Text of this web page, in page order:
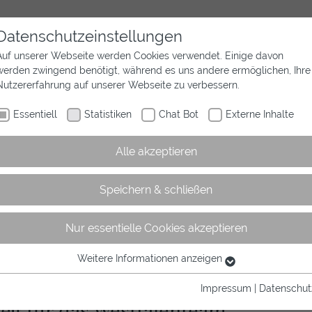
Aktuelles Wir sind Westfalen
unserer Webseite werden Cookies verwendet. Einige davon
zwingend benötigt, während es uns andere ermöglichen, Ihre
auf unserer Webseite zu verbessern.
Essentiell Statistiken Chat Bot Externe Inhalte
Alle akzeptieren
Speichern & schließen
Nur essentielle Cookies akzeptieren
Essentielle Cookies werden für grundlegende Funktionen der
Weitere Informationen anzeigen
Impressum